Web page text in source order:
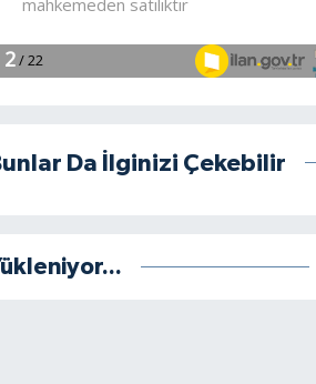
Da İlginizi Çekebilir